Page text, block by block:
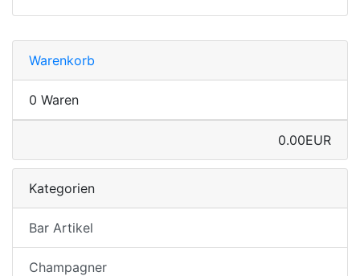
Warenkorb
0 Waren
0.00EUR
Kategorien
Bar Artikel
Champagner